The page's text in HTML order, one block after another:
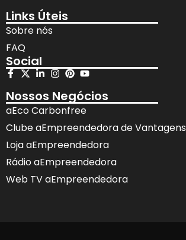
Links Úteis
Sobre nós
FAQ
Social
Nossos Negócios
aEco Carbonfree
Clube aEmpreendedora de Vantagens
Loja aEmpreendedora
Rádio aEmpreendedora
Web TV aEmpreendedora